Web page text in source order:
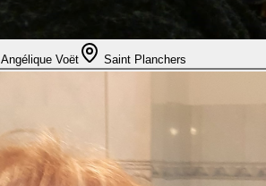
Angélique Voët Saint Planchers